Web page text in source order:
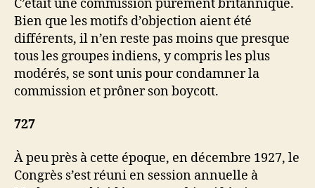
C’était une commission purement britannique.
Bien que les motifs d’objection aient été
différents, il n’en reste pas moins que presque
tous les groupes indiens, y compris les plus
modérés, se sont unis pour condamner la
commission et prôner son boycott.
727
À peu près à cette époque, en décembre 1927, le
Congrès s’est réuni en session annuelle à